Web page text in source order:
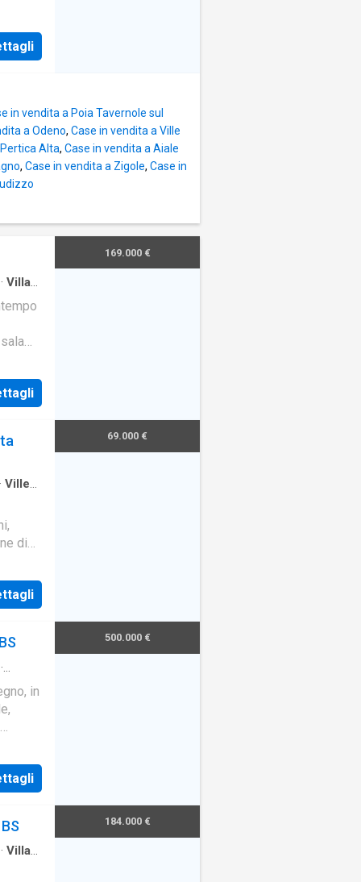
in vendita a Poia Tavernole sul
a Odeno, Case in vendita a Ville
Alta, Case in vendita a Aiale
, Case in vendita a Zigole, Case in
· Villa
169.000 €
· Ville
di
69.000 €
·
in
500.000 €
· Villa
184.000 €